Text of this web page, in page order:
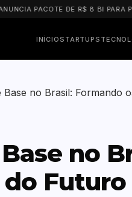
PACOTE DE R$ 8 BI PARA PMES
INÍCIOSTARTUPS
Base no Brasil: Formando
no